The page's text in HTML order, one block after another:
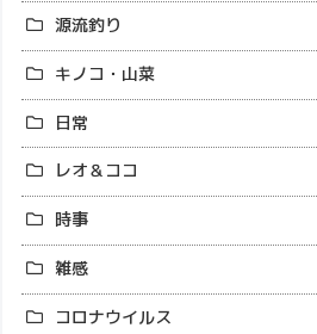
源流釣り
キノコ・山菜
日常
レオ＆ココ
時事
雑感
コロナウイルス